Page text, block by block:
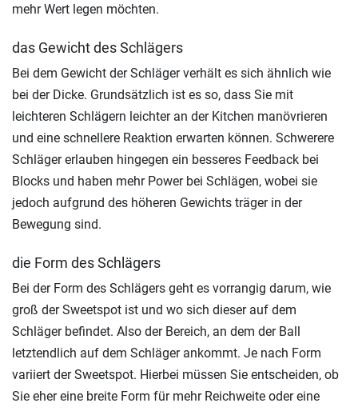
mehr Wert legen möchten.
das Gewicht des Schlägers
Bei dem Gewicht der Schläger verhält es sich ähnlich wie
bei der Dicke. Grundsätzlich ist es so, dass Sie mit
leichteren Schlägern leichter an der Kitchen manövrieren
und eine schnellere Reaktion erwarten können. Schwerere
Schläger erlauben hingegen ein besseres Feedback bei
Blocks und haben mehr Power bei Schlägen, wobei sie
jedoch aufgrund des höheren Gewichts träger in der
Bewegung sind.
die Form des Schlägers
Bei der Form des Schlägers geht es vorrangig darum, wie
groß der Sweetspot ist und wo sich dieser auf dem
Schläger befindet. Also der Bereich, an dem der Ball
letztendlich auf dem Schläger ankommt. Je nach Form
variiert der Sweetspot. Hierbei müssen Sie entscheiden, ob
Sie eher eine breite Form für mehr Reichweite oder eine